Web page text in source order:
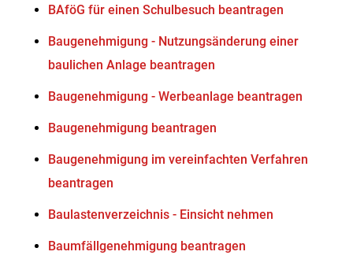
BAföG für einen Schulbesuch beantragen
Baugenehmigung - Nutzungsänderung einer
baulichen Anlage beantragen
Baugenehmigung - Werbeanlage beantragen
Baugenehmigung beantragen
Baugenehmigung im vereinfachten Verfahren
beantragen
Baulastenverzeichnis - Einsicht nehmen
Baumfällgenehmigung beantragen